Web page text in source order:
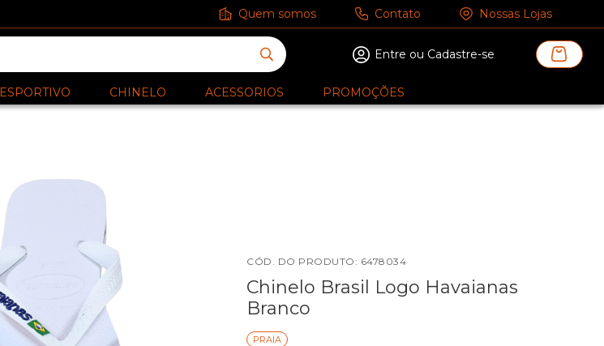
Quem somos Contato Nossas Lojas
Entre ou Cadastre-se
ESPORTIVO CHINELO ACESSORIOS PROMOÇÕES
CÓD. DO PRODUTO: 6478034
Chinelo Brasil Logo Havaianas
Branco
PRAIA